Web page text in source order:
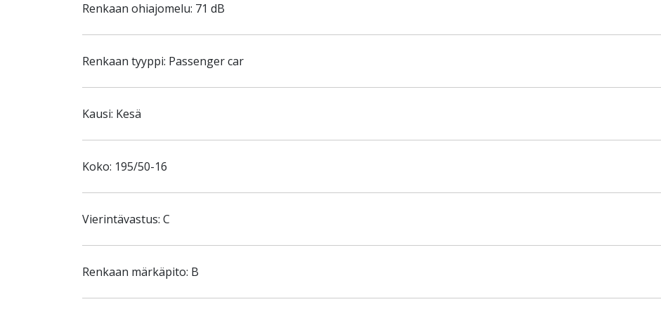
Renkaan ohiajomelu: 71 dB
Renkaan tyyppi: Passenger car
Kausi: Kesä
Koko: 195/50-16
Vierintävastus: C
Renkaan märkäpito: B